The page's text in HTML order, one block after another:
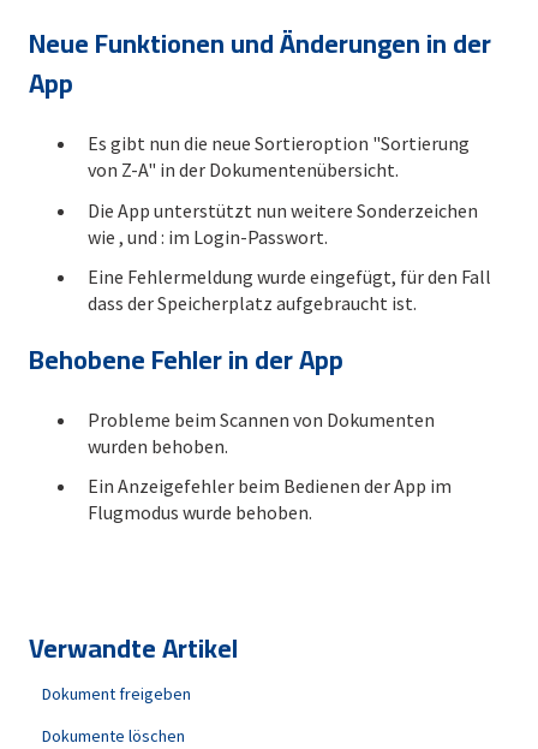
Neue Funktionen und Änderungen in der
App
Es gibt nun die neue Sortieroption "Sortierung
von Z-A" in der Dokumentenübersicht.
Die App unterstützt nun weitere Sonderzeichen
wie , und : im Login-Passwort.
Eine Fehlermeldung wurde eingefügt, für den Fall
dass der Speicherplatz aufgebraucht ist.
Behobene Fehler in der App
Probleme beim Scannen von Dokumenten
wurden behoben.
Ein Anzeigefehler beim Bedienen der App im
Flugmodus wurde behoben.
Verwandte Artikel
Dokument freigeben
Dokumente löschen